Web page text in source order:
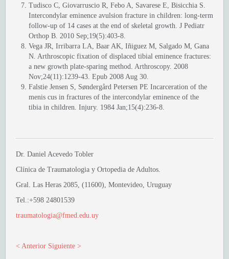
Tudisco C, Giovarruscio R, Febo A, Savarese E, Bisicchia S.
Intercondylar eminence avulsion fracture in children: long-term
follow-up of 14 cases at the end of skeletal growth. J Pediatr
Orthop B. 2010 Sep;19(5):403-8.
Vega JR, Irribarra LA, Baar AK, Iñiguez M, Salgado M, Gana
N. Arthroscopic fixation of displaced tibial eminence fractures:
a new growth plate-sparing method. Arthroscopy. 2008
Nov;24(11):1239-43. Epub 2008 Aug 30.
Falstie Jensen S, Søndergård Petersen PE Incarceration of the
menis cus in fractures of the intercondylar eminence of the
tibia in children. Injury. 1984 Jan;15(4):236-8.
Dr. Daniel Acevedo Tobler
Clínica de Traumatologia y Ortopedia de Adultos.
Gral. Las Heras 2085, (11600), Montevideo, Uruguay
Tel.:+598 24801539
traumatologia@fmed.edu.uy
< Anterior Siguiente >